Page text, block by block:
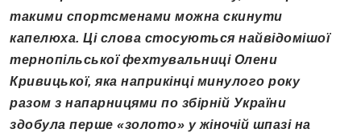
такими спортсменами можна скинути
капелюха. Ці слова стосуються найвідомішої
тернопільської фехтувальниці Олени
Кривицької, яка наприкінці минулого року
разом з напарницями по збірній України
здобула перше «золото» у жіночій шпазі на